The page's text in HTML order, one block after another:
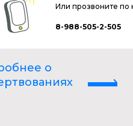
Или прозвоните
8-988-505-2-505
о